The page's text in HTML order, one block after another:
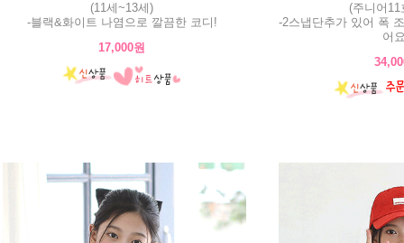
(11세~13세)
-블랙&화이트 나염으로 깔끔한 코디!
17,000원
(주니어11
-2스냅단추가 있어 폭
어